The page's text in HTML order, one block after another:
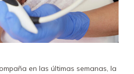
en las últimas semanas, la